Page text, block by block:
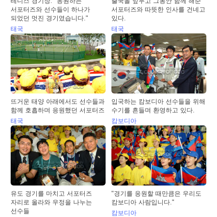
서포터즈와 선수들이 하나가
되었던 멋진 경기였습니다."
태국
서포터즈와 따뜻한 인사를 건네고
있다.
태국
뜨거운 태양 아래에서도 선수들과
함께 호흡하며 응원했던 서포터즈
태국
입국하는 캄보디아 선수들을 위해
수기를 흔들며 환영하고 있다.
캄보디아
유도 경기를 마치고 서포터즈
자리로 올라와 우정을 나누는
선수들
"경기를 응원할 때만큼은 우리도
캄보디아 사람입니다."
캄보디아